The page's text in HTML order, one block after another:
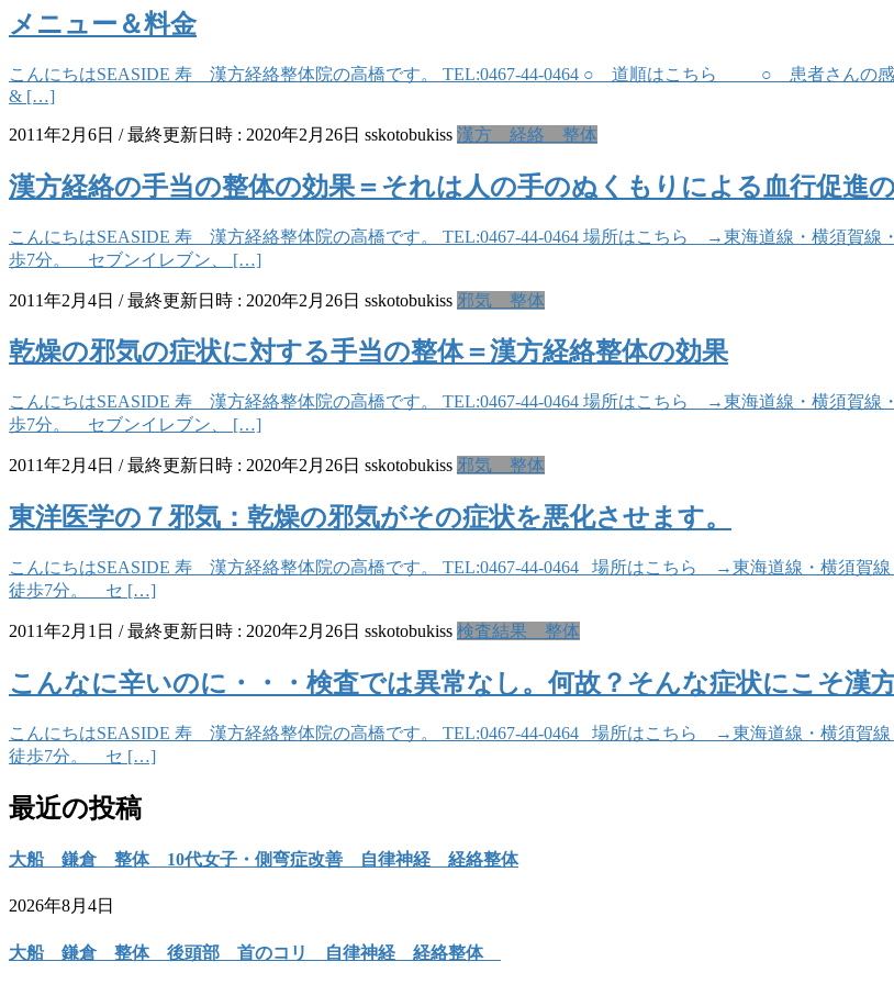
メニュー＆料金
こんにちはSEASIDE 寿 漢方経絡整体院の高橋です。 TEL:0467-44-0464 ○ 道順はこちら ○ 患者さんの感
& […]
2011年2月6日 / 最終更新日時 : 2020年2月26日 sskotobukiss 漢方 経絡 整体
漢方経絡の手当の整体の効果＝それは人の手のぬくもりによる血行促進の
こんにちはSEASIDE 寿 漢方経絡整体院の高橋です。 TEL:0467-44-0464 場所はこちら →東海道線・横須賀線
歩7分。 セブンイレブン、 […]
2011年2月4日 / 最終更新日時 : 2020年2月26日 sskotobukiss 邪気 整体
乾燥の邪気の症状に対する手当の整体＝漢方経絡整体の効果
こんにちはSEASIDE 寿 漢方経絡整体院の高橋です。 TEL:0467-44-0464 場所はこちら →東海道線・横須賀線
歩7分。 セブンイレブン、 […]
2011年2月4日 / 最終更新日時 : 2020年2月26日 sskotobukiss 邪気 整体
東洋医学の７邪気：乾燥の邪気がその症状を悪化させます。
こんにちはSEASIDE 寿 漢方経絡整体院の高橋です。 TEL:0467-44-0464 場所はこちら →東海道線・横須賀
徒歩7分。 セ […]
2011年2月1日 / 最終更新日時 : 2020年2月26日 sskotobukiss 検査結果 整体
こんなに辛いのに・・・検査では異常なし。何故？そんな症状にこそ漢方
こんにちはSEASIDE 寿 漢方経絡整体院の高橋です。 TEL:0467-44-0464 場所はこちら →東海道線・横須賀
徒歩7分。 セ […]
最近の投稿
大船 鎌倉 整体 10代女子・側弯症改善 自律神経 経絡整体
2026年8月4日
大船 鎌倉 整体 後頭部 首のコリ 自律神経 経絡整体